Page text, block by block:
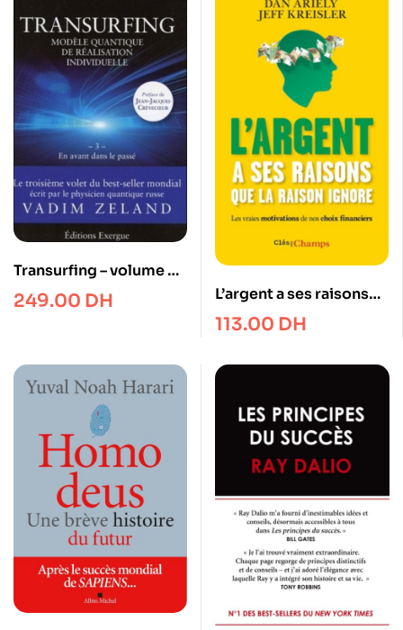
Transurfing – volume 3 –
en avant dans le passé
249.00 DH
L’argent a ses raisons
que la raison ignore –
Les vraies motivations
et les astuces pour
mieux dépenser
113.00 DH